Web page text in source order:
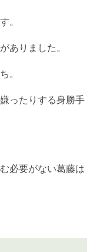
。
ありました。
。
ったりする身勝手
必要がない葛藤は